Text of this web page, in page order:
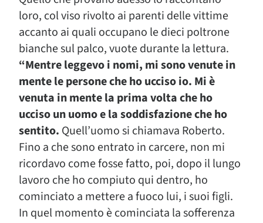
loro, col viso rivolto ai parenti delle vittime
accanto ai quali occupano le dieci poltrone
bianche sul palco, vuote durante la lettura.
“Mentre leggevo i nomi, mi sono venute in
mente le persone che ho ucciso io. Mi è
venuta in mente la prima volta che ho
ucciso un uomo e la soddisfazione che ho
sentito. Quell’uomo si chiamava Roberto.
Fino a che sono entrato in carcere, non mi
ricordavo come fosse fatto, poi, dopo il lungo
lavoro che ho compiuto qui dentro, ho
cominciato a mettere a fuoco lui, i suoi figli.
In quel momento è cominciata la sofferenza